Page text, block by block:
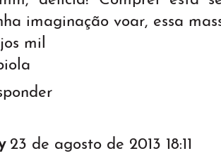
imaginação voar, essa
mil
23 de agosto de 2013 18:11